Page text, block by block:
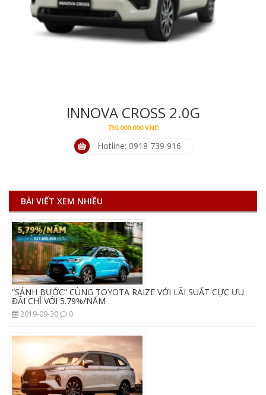
INNOVA CROSS 2.0G
730,000.000VND
Hotline: 0918 739 916
BÀI VIẾT XEM NHIỀU
“SÁNH BƯỚC” CÙNG TOYOTA RAIZE VỚI LÃI SUẤT CỰC ƯU
ĐÃI CHỈ VỚI 5.79%/NĂM
2019-09-30 0